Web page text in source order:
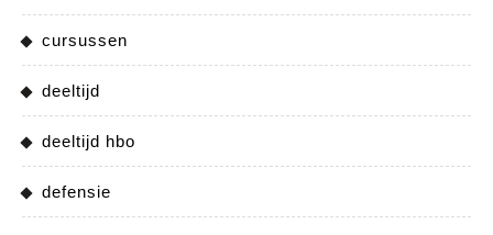
cursussen
deeltijd
deeltijd hbo
defensie